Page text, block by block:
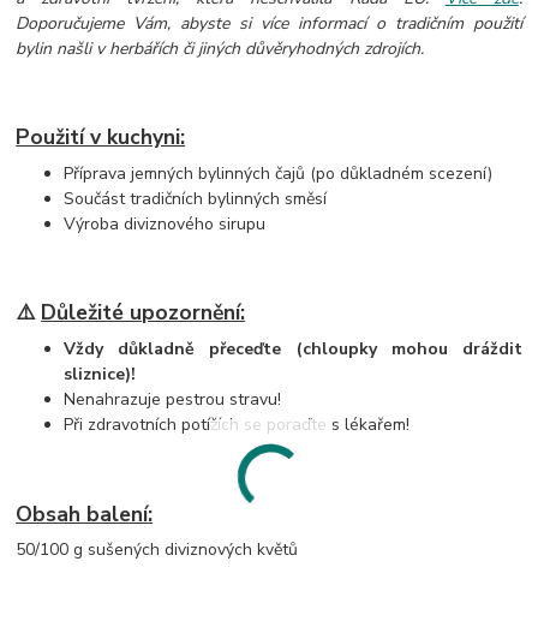
Doporučujeme Vám, abyste si více informací o tradičním použití
bylin našli v herbářích či jiných důvěryhodných zdrojích.
Použití v kuchyni:
Příprava jemných bylinných čajů (po důkladném scezení)
Součást tradičních bylinných směsí
Výroba diviznového sirupu
⚠️ Důležité upozornění:
Vždy důkladně přeceďte (chloupky mohou dráždit
sliznice)!
Nenahrazuje pestrou stravu!
Při zdravotních potížích se poraďte s lékařem!
Obsah balení:
50/100 g sušených diviznových květů